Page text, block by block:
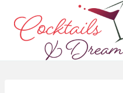
Inhalt
springen